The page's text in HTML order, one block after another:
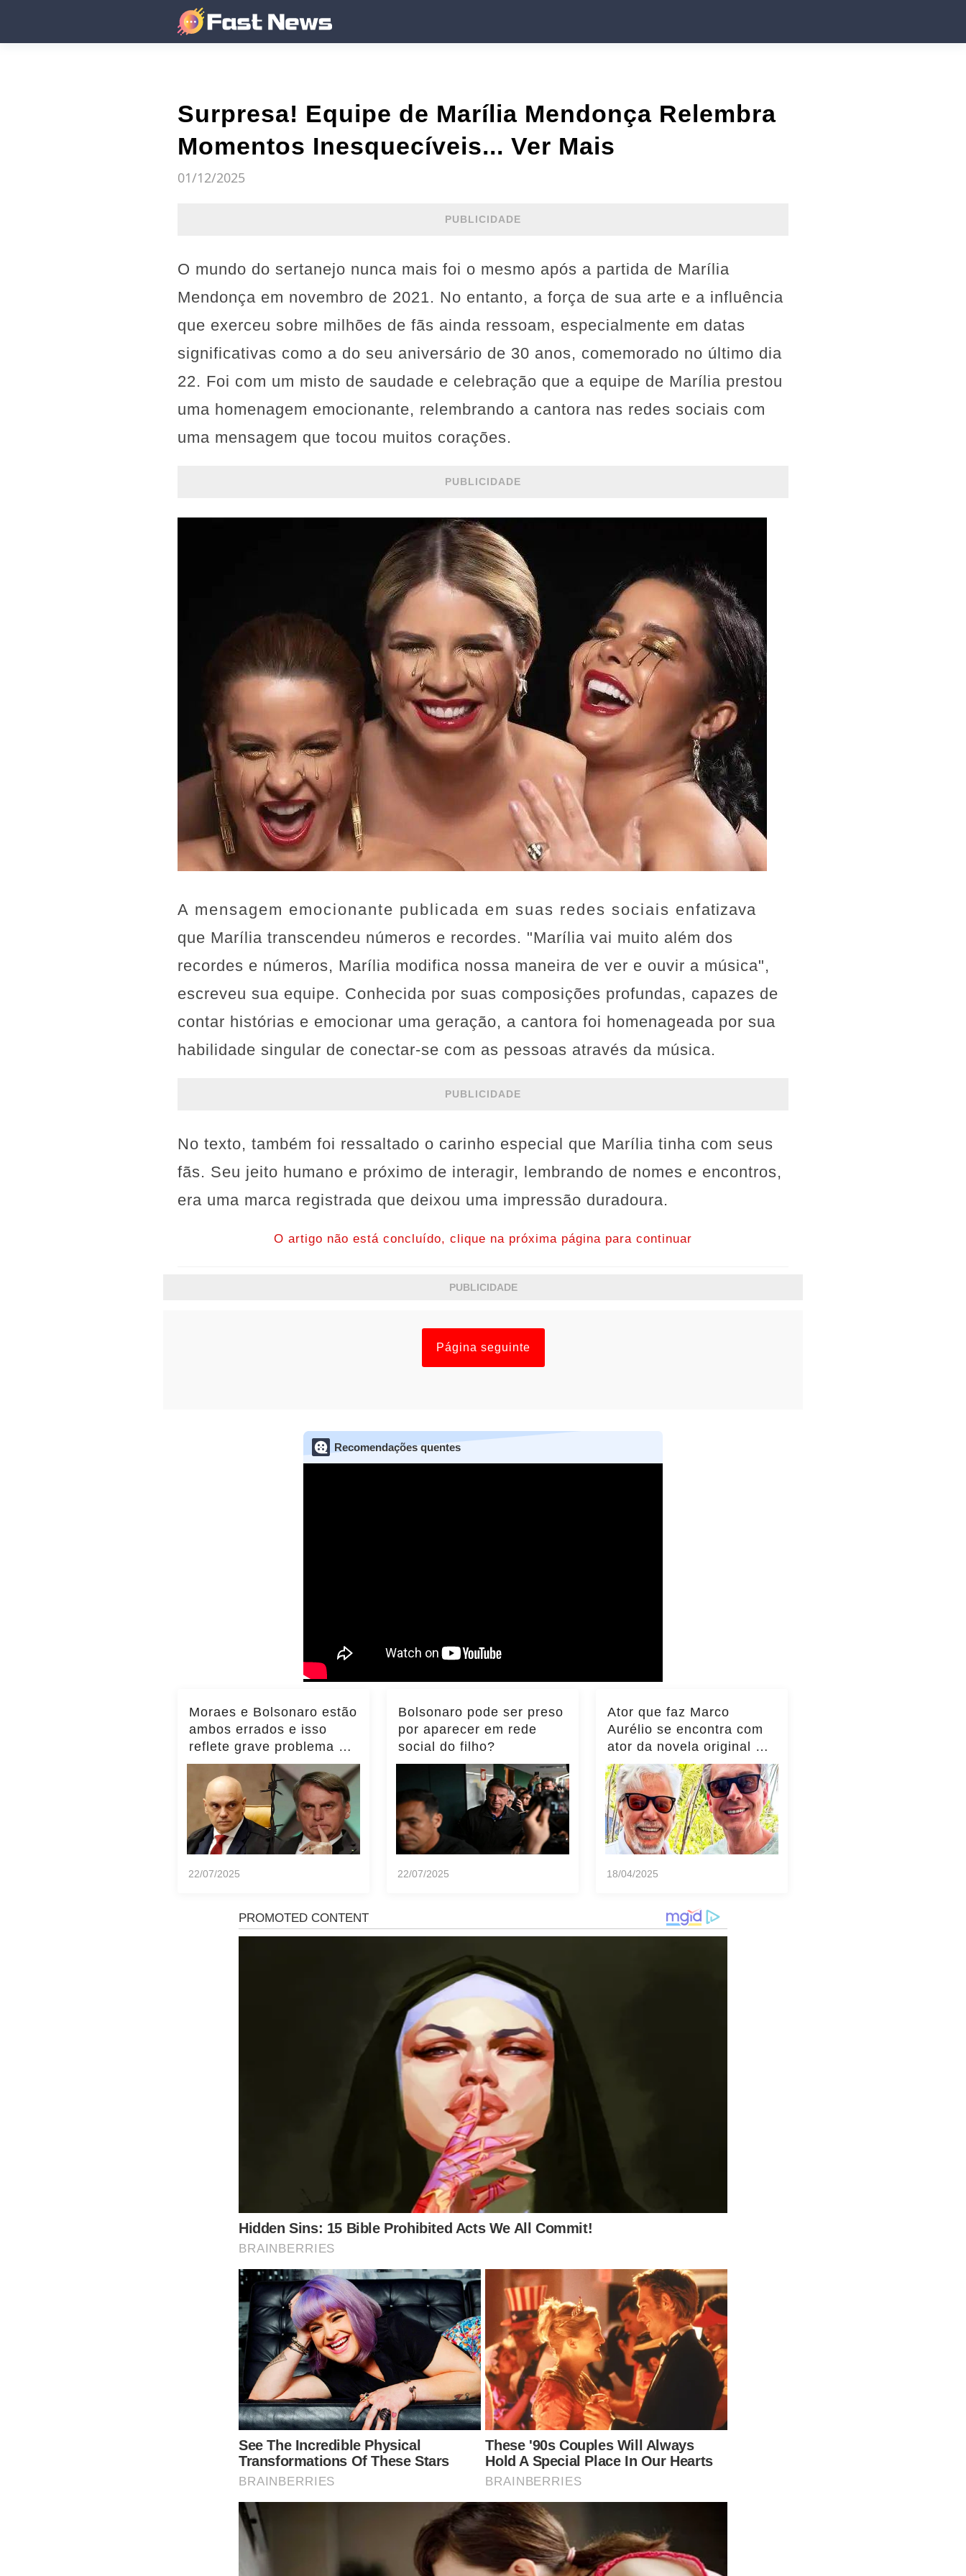
Surpresa! Equipe de Marília Mendonça Relembra
Momentos Inesquecíveis... Ver Mais
01/12/2025
PUBLICIDADE
O mundo do sertanejo nunca mais foi o mesmo após a partida de Marília
Mendonça em novembro de 2021. No entanto, a força de sua arte e a influência
que exerceu sobre milhões de fãs ainda ressoam, especialmente em datas
significativas como a do seu aniversário de 30 anos, comemorado no último dia
22. Foi com um misto de saudade e celebração que a equipe de Marília prestou
uma homenagem emocionante, relembrando a cantora nas redes sociais com
uma mensagem que tocou muitos corações.
PUBLICIDADE
A mensagem emocionante publicada em suas redes sociais enfatizava
que Marília transcendeu números e recordes. "Marília vai muito além dos
recordes e números, Marília modifica nossa maneira de ver e ouvir a música",
escreveu sua equipe. Conhecida por suas composições profundas, capazes de
contar histórias e emocionar uma geração, a cantora foi homenageada por sua
habilidade singular de conectar-se com as pessoas através da música.
PUBLICIDADE
No texto, também foi ressaltado o carinho especial que Marília tinha com seus
fãs. Seu jeito humano e próximo de interagir, lembrando de nomes e encontros,
era uma marca registrada que deixou uma impressão duradoura.
O artigo não está concluído, clique na próxima página para continuar
PUBLICIDADE
Página seguinte
Recomendações quentes
Moraes e Bolsonaro estão
ambos errados e isso
reflete grave problema do
Brasil, diz Transparência
Internacional
22/07/2025
Bolsonaro pode ser preso
por aparecer em rede
social do filho?
22/07/2025
Ator que faz Marco
Aurélio se encontra com
ator da novela original e
momento viraliza,
notícias!... ver mais
18/04/2025